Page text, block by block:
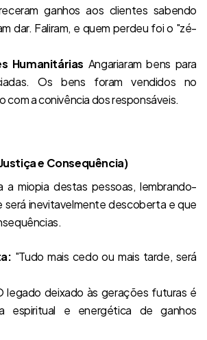
ganhos aos clientes sabendo
dar. Faliram, e quem perdeu foi o "zé-
Humanitárias Angariaram bens para
Os bens foram vendidos no
com a conivência dos responsáveis.
e Consequência)
a miopia destas pessoas, lembrando-
será inevitavelmente descoberta e que
"Tudo mais cedo ou mais tarde, será
legado deixado às gerações futuras é
espiritual e energética de ganhos